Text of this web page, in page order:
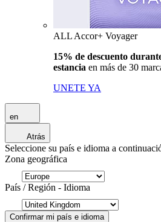
ALL Accor+ Voyager
15% de descuento
estancia en más de 30
UNETE YA
en
Atrás
Seleccione su país e idioma a
Zona geográfica
País / Región - Idioma
Confirmar mi país e idioma